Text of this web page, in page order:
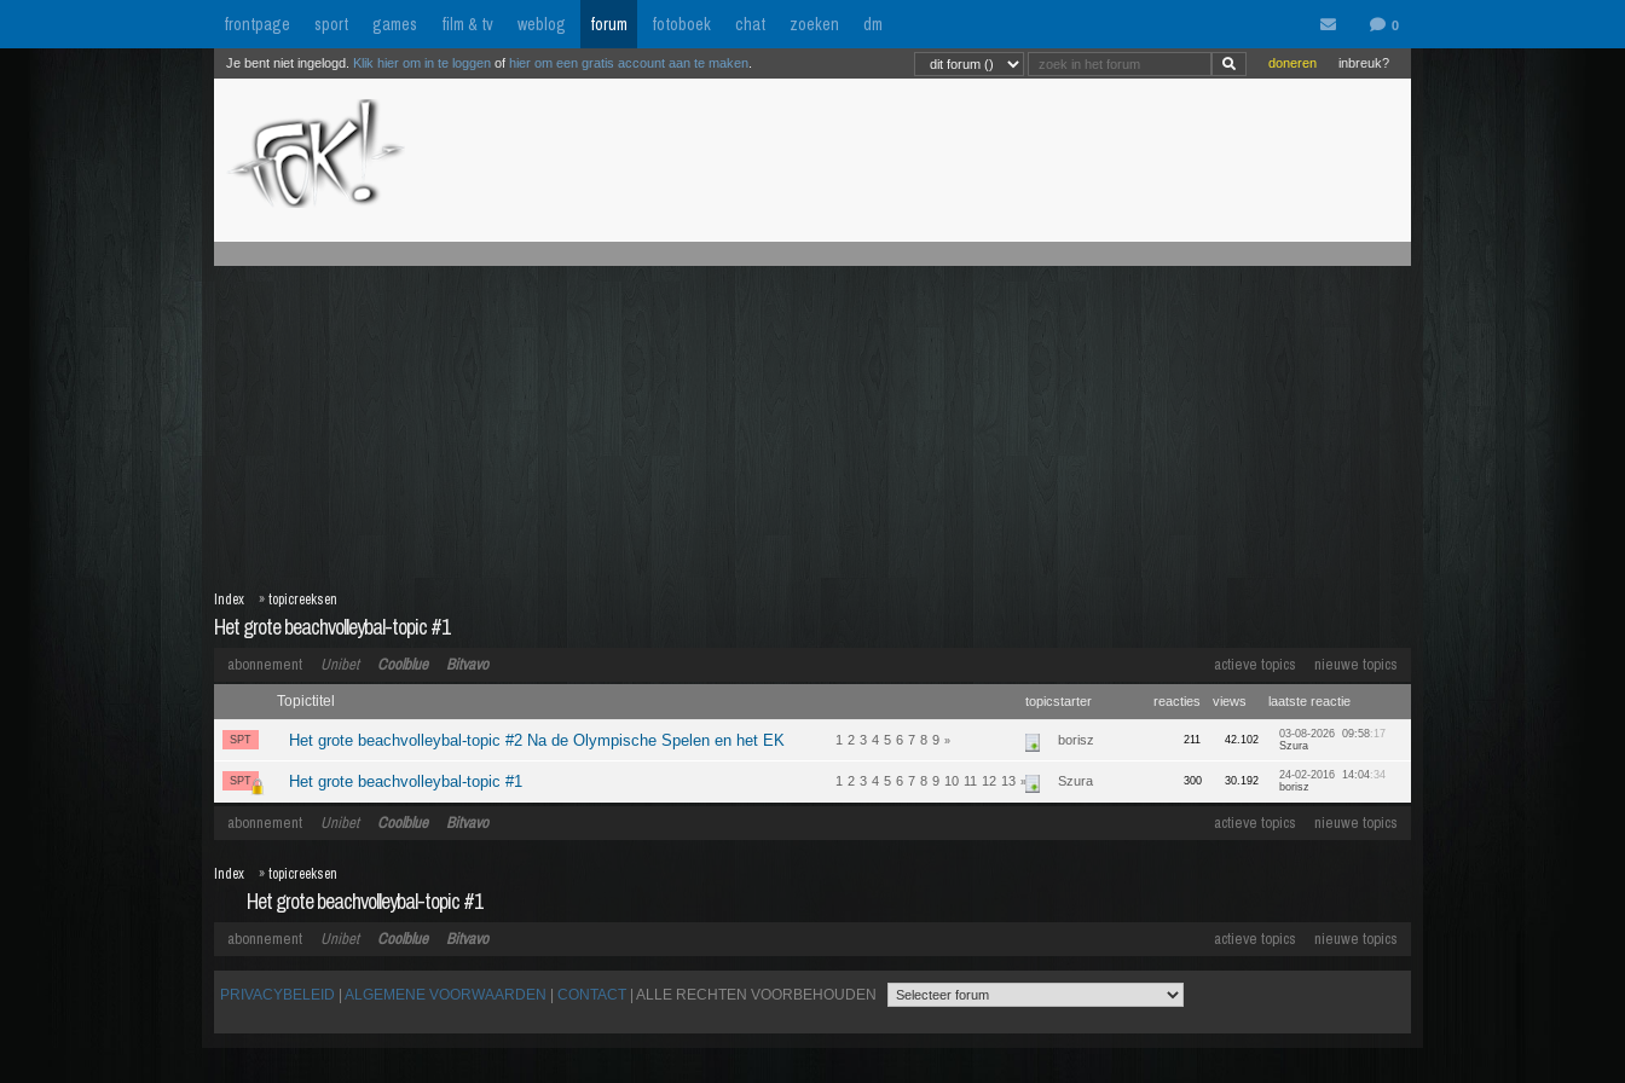
frontpage sport games film & tv weblog forum fotoboek chat zoeken dm
inbreuk?
doneren
Je bent niet ingelogd. Klik hier om in te loggen of hier om een gratis account aan te maken
Het grote beachvolleybal-topic #1
Index »topicreeksen
actieve topics nieuwe topics
abonnement Unibet Coolblue Bitvavo
Topictitel topicstarter reacties views laatste reactie
SPT Het grote beachvolleybal-topic #2 Na de Olympische Spelen en het EK 1 2 3 4 5 6 7 8 9 » borisz 211 42.102 03-08-2026 09:58:17
Szura
SPT Het grote beachvolleybal-topic #1 1 2 3 4 5 6 7 8 9 10 11 12 13 » Szura 300 30.192 24-02-2016 14:04:34
borisz
actieve topics nieuwe topics
abonnement Unibet Coolblue Bitvavo
Het grote beachvolleybal-topic #1
Index »topicreeksen
actieve topics nieuwe topics
abonnement Unibet Coolblue Bitvavo
PRIVACYBELEID ALGEMENE VOORWAARDEN CONTACT | ALLE RECHTEN VOORBEHOUDEN